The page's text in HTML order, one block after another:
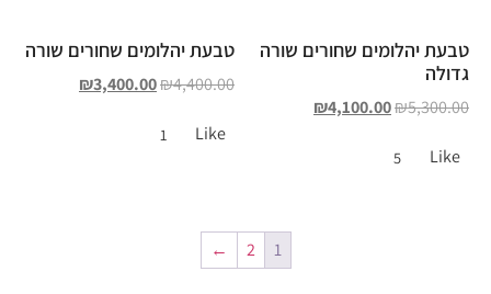
טבעת יהלומים שחורים שורה
גדולה
₪5,300.00
₪4,100.00
Like
5
טבעת יהלומים שחורים שורה
₪4,400.00
₪3,400.00
Like
1
1
2
←